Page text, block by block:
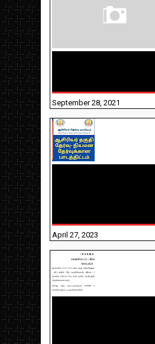
September 28, 2021
April 27, 2023